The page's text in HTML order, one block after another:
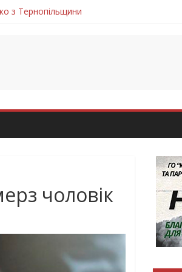
з Тернопільщини
до рідного дому «на щиті»
Володимир Паламарчук
захисник Михайло
чоловік